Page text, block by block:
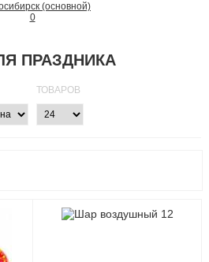
(основной)
0
ПРАЗДНИКА
ТОВАРОВ